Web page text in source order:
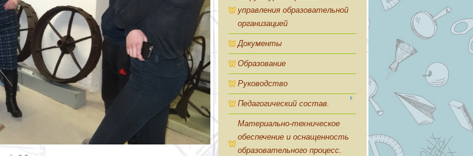
управления образовательной
организацией
Документы
Образование
Руководство
Педагогический состав.
Материально-техническое
обеспечение и оснащенность
образовательного процесс.